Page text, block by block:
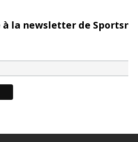
à la newsletter de